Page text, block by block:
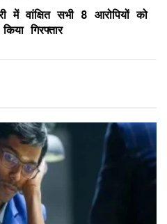
में वांक्षित सभी 8 आरोपियों को
गिरफ्तार